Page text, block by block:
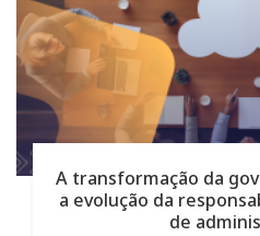
A transformação da
a evolução da
de